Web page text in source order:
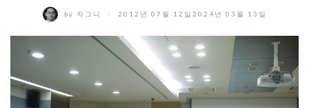
by 자그니 2012년 07월 12일 2024년 03월 13일
디지털라이프
EXPAND
CHILD
MENU
EXPAND
CHILD
MENU
제품리뷰
EXPAND